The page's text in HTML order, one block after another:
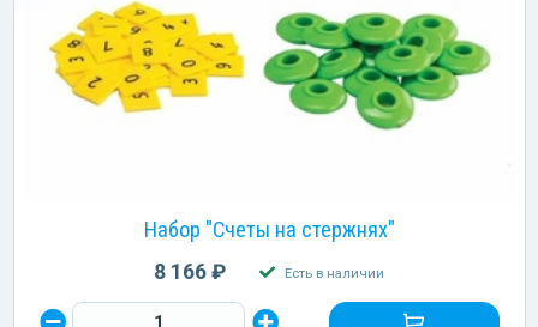
Набор "Счеты на стержнях"
8 166 ₽ Есть в наличии